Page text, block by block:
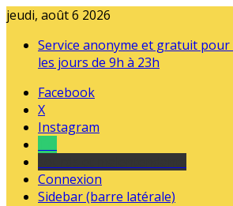
jeudi, août 6 2026
Service anonyme et gratuit pour
les jours de 9h à 23h
Facebook
X
Instagram
Connexion
Sidebar (barre latérale)